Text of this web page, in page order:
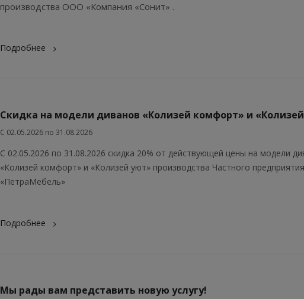
производства ООО «Компания «Сонит» .
Подробнее
Скидка на модели диванов «Колизей комфорт» и
С 02.05.2026 по 31.08.2026
С 02.05.2026 по 31.08.2026 скидка 20% от действующей цены на модели
«Колизей комфорт» и «Колизей уют» производства Частного предприятия
«ПетраМебель»
Подробнее
Мы рады вам представить новую услугу!